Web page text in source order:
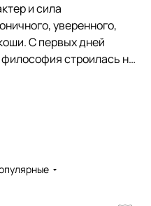
и сила
уверенного,
С первых дней
строилась на
идее: подлинное
не обязано быть
и точность звука.